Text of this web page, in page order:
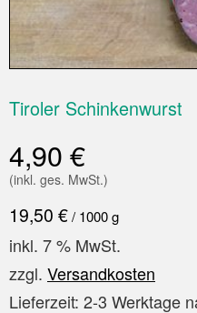
Tiroler Schinkenwurst
4,90 €
(inkl. ges. MwSt.)
19,50 €/ 1000g
inkl. 7 % MwSt.
zzgl. Versandkosten
Lieferzeit: 2-3 Werktage